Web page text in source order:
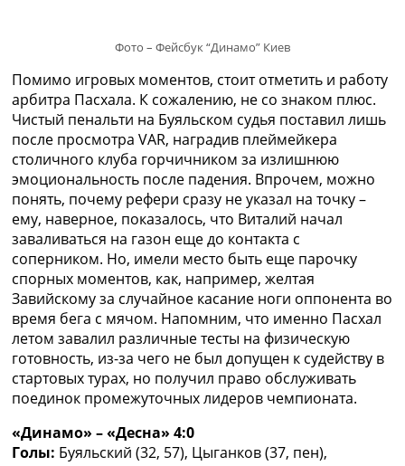
Фото – Фейсбук “Динамо” Киев
Помимо игровых моментов, стоит отметить и работу
арбитра Пасхала. К сожалению, не со знаком плюс.
Чистый пенальти на Буяльском судья поставил лишь
после просмотра VAR, наградив плеймейкера
столичного клуба горчичником за излишнюю
эмоциональность после падения. Впрочем, можно
понять, почему рефери сразу не указал на точку –
ему, наверное, показалось, что Виталий начал
заваливаться на газон еще до контакта с
соперником. Но, имели место быть еще парочку
спорных моментов, как, например, желтая
Завийскому за случайное касание ноги оппонента во
время бега с мячом. Напомним, что именно Пасхал
летом завалил различные тесты на физическую
готовность, из-за чего не был допущен к судейству в
стартовых турах, но получил право обслуживать
поединок промежуточных лидеров чемпионата.
«Динамо» – «Десна» 4:0
Голы: Буяльский (32, 57), Цыганков (37, пен),